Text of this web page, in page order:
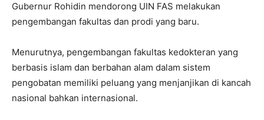
Gubernur Rohidin mendorong UIN FAS melakukan
pengembangan fakultas dan prodi yang baru.
Menurutnya, pengembangan fakultas kedokteran yang
berbasis islam dan berbahan alam dalam sistem
pengobatan memiliki peluang yang menjanjikan di kancah
nasional bahkan internasional.